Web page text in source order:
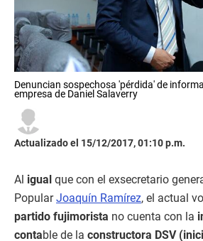
Denuncian sospechosa 'pérdida' de
empresa de Daniel Salaverry
Actualizado el 15/12/2017, 01:10 p.m.
Al igual que con el exsecretario
PopularJoaquín Ramírez, el actual
partido fujimorista no cuenta con la
contable de la constructora DSV